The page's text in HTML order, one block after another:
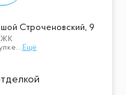
Строченовский, 9
ЖК
... Ещё